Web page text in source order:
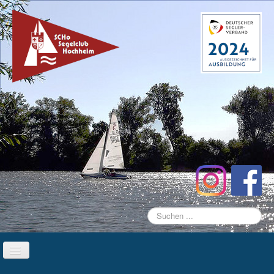
Suchen
...